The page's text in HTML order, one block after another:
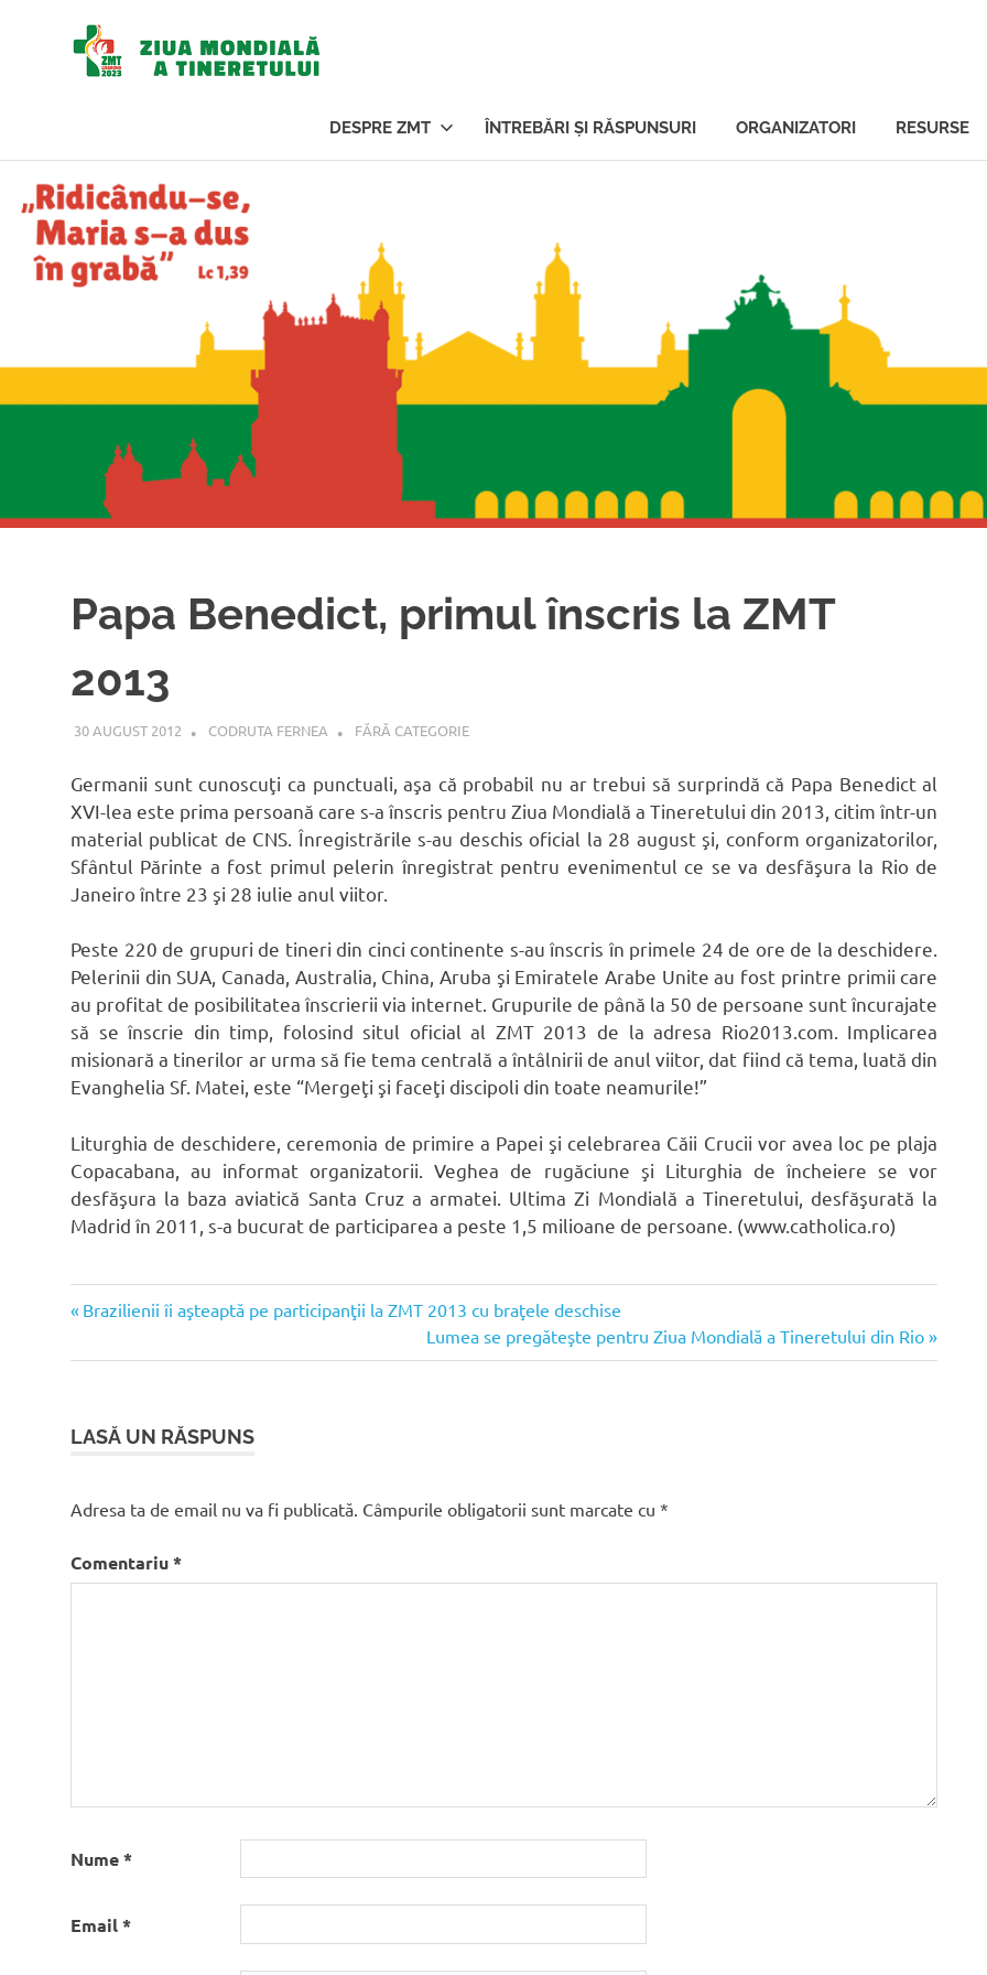
conținut
Mondială
a
Tineretului
DESPRE ZMT ÎNTREBĂRI ŞI RĂSPUNSURI ORGANIZATORI RESURSE
Papa Benedict, primul înscris la ZMT
2013
30 AUGUST 2012 CODRUTA FERNEA FĂRĂ CATEGORIE
Germanii sunt cunoscuţi ca punctuali, aşa că probabil nu ar trebui să surprindă că Papa Benedict al
XVI-lea este prima persoană care s-a înscris pentru Ziua Mondială a Tineretului din 2013, citim într-un
material publicat de CNS. Înregistrările s-au deschis oficial la 28 august şi, conform organizatorilor,
Sfântul Părinte a fost primul pelerin înregistrat pentru evenimentul ce se va desfăşura la Rio de
Janeiro între 23 şi 28 iulie anul viitor.
Peste 220 de grupuri de tineri din cinci continente s-au înscris în primele 24 de ore de la deschidere.
Pelerinii din SUA, Canada, Australia, China, Aruba şi Emiratele Arabe Unite au fost printre primii care
au profitat de posibilitatea înscrierii via internet. Grupurile de până la 50 de persoane sunt încurajate
să se înscrie din timp, folosind situl oficial al ZMT 2013 de la adresa Rio2013.com. Implicarea
misionară a tinerilor ar urma să fie tema centrală a întâlnirii de anul viitor, dat fiind că tema, luată din
Evanghelia Sf. Matei, este “Mergeţi şi faceţi discipoli din toate neamurile!”
Liturghia de deschidere, ceremonia de primire a Papei şi celebrarea Căii Crucii vor avea loc pe plaja
Copacabana, au informat organizatorii. Veghea de rugăciune şi Liturghia de încheiere se vor
desfăşura la baza aviatică Santa Cruz a armatei. Ultima Zi Mondială a Tineretului, desfăşurată la
Madrid în 2011, s-a bucurat de participarea a peste 1,5 milioane de persoane. (www.catholica.ro)
Navigare
în
Articolul
Brazilienii îi aşteaptă pe participanţii la ZMT 2013 cu braţele deschise
Articolul
următor:
Lumea se pregăteşte pentru Ziua Mondială a Tineretului din Rio
LASĂ UN RĂSPUNS
Adresa ta de email nu va fi publicată. Câmpurile obligatorii sunt marcate cu *
Comentariu*
Nume*
Email*